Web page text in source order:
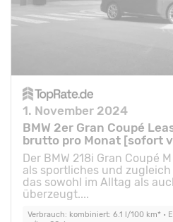
1. November 2024
BMW 2er Gran Coupé
brutto pro Monat [sofort
Der BMW 218i Gran Coupé
als sportliches und
das sowohl im Alltag als
überzeugt....
Verbrauch: kombiniert: 6.1 l/100 km* •